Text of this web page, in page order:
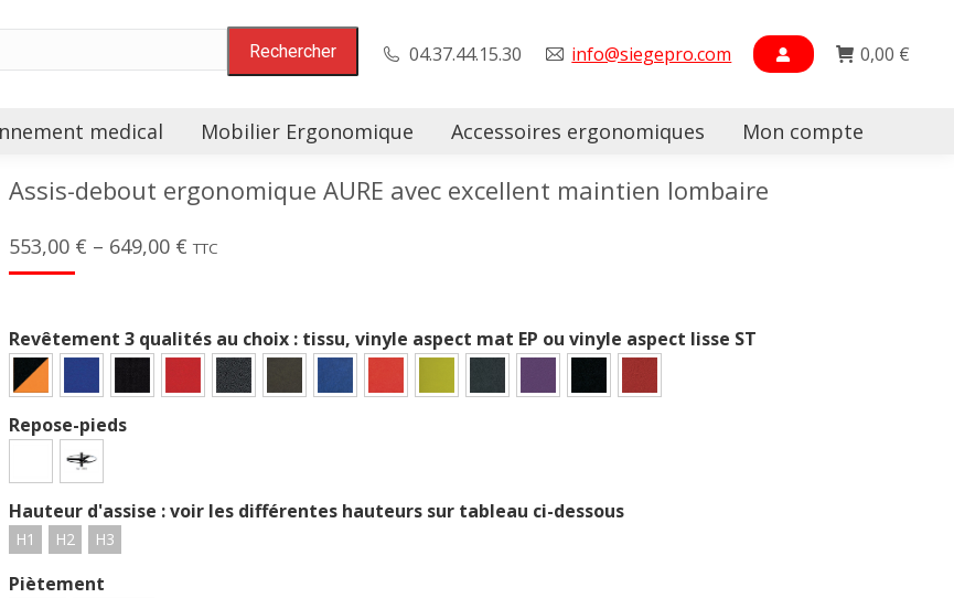
04.37.44.15.30 info@siegepro.com 0,00 €
medical Mobilier Ergonomique Accessoires ergonomiques Mon compte
Assis-debout ergonomique AURE avec excellent maintien lombaire
553,00 € – 649,00 € TTC
Revêtement 3 qualités au choix : tissu, vinyle aspect mat EP ou vinyle aspect lisse ST
Repose-pieds
Hauteur d'assise : voir les différentes hauteurs sur tableau ci-dessous
H1 H2 H3
Piètement